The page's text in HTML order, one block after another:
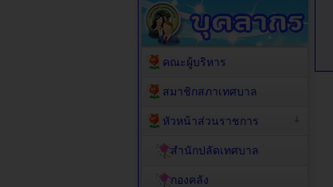
คณะผู้บริหาร
สมาชิกสภาเทศบาล
หัวหน้าส่วนราชการ
สำนักปลัดเทศบาล
กองคลัง